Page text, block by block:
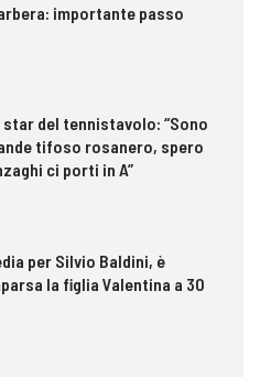
importante passo
star del tennistavolo: “Sono
tifoso rosanero, spero
ci porti in A”
per Silvio Baldini, è
la figlia Valentina a 30